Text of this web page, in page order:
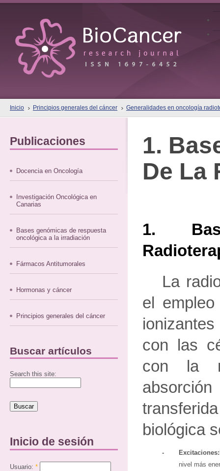
Inicio Principios generales del cáncer Generalidades en oncología
Publicaciones
Docencia en Oncología
Investigación Oncológica en
Canarias
Bases genómicas de respuesta
oncológica a la irradiación
Fármacos Antitumorales
Hormonas y cáncer
Principios generales del cáncer
Buscar artículos
Search this site:
Inicio de sesión
Usuario: *
1.
De La
1.
La
el
con las
con la
biológica
- Excitaciones:
nivel más